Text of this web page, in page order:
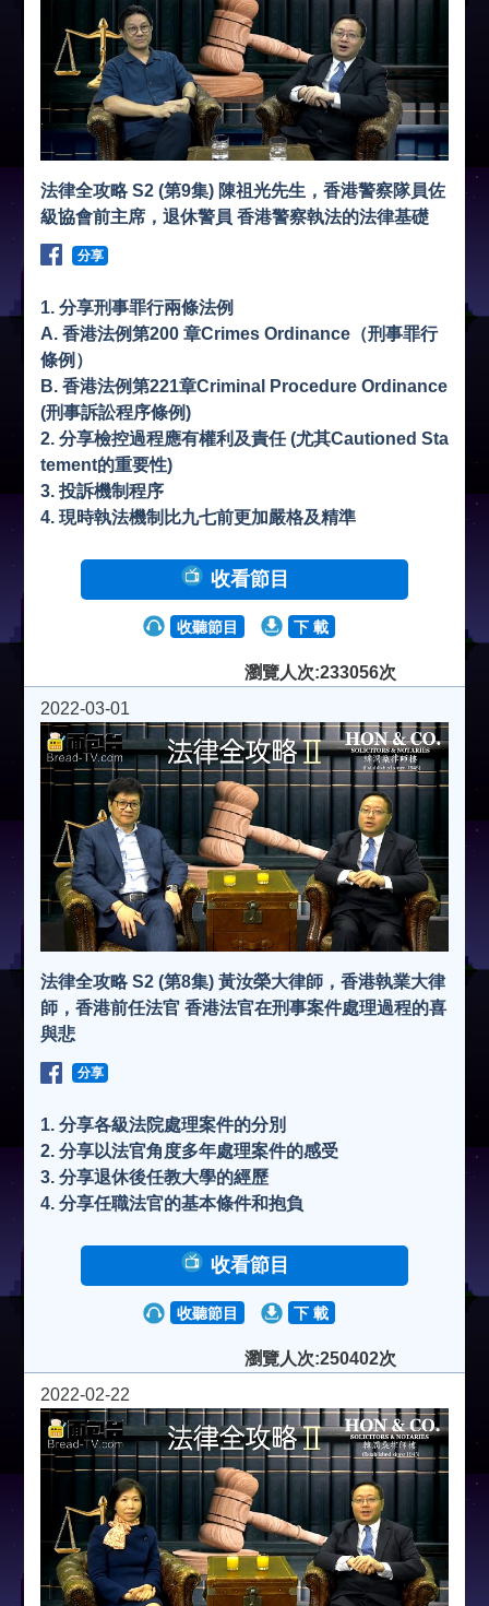
法律全攻略 S2 (第9集) 陳祖光先生，香港警察隊員佐
級協會前主席，退休警員 香港警察執法的法律基礎
分享
1. 分享刑事罪行兩條法例
A. 香港法例第200 章Crimes Ordinance（刑事罪行
條例）
B. 香港法例第221章Criminal Procedure Ordinance
(刑事訴訟程序條例)
2. 分享檢控過程應有權利及責任 (尤其Cautioned Sta
tement的重要性)
3. 投訴機制程序
4. 現時執法機制比九七前更加嚴格及精準
收看節目
收聽節目 下 載
瀏覽人次:233056次
2022-03-01
法律全攻略 S2 (第8集) 黃汝榮大律師，香港執業大律
師，香港前任法官 香港法官在刑事案件處理過程的喜
與悲
分享
1. 分享各級法院處理案件的分別
2. 分享以法官角度多年處理案件的感受
3. 分享退休後任教大學的經歷
4. 分享任職法官的基本條件和抱負
收看節目
收聽節目 下 載
瀏覽人次:250402次
2022-02-22